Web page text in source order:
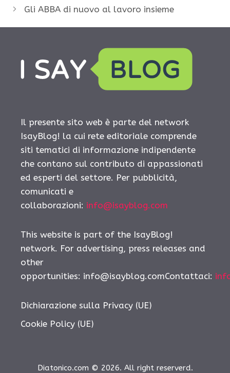
Gli ABBA di nuovo al lavoro insieme
Il presente sito web è parte del network
IsayBlog! la cui rete editoriale comprende
siti tematici di informazione indipendente
che contano sul contributo di appassionati
ed esperti del settore. Per pubblicità,
comunicati e
collaborazioni: info@isayblog.com
This website is part of the IsayBlog!
network. For advertising, press releases and
other
opportunities: info@isayblog.comContattaci:
Dichiarazione sulla Privacy (UE)
Cookie Policy (UE)
Diatonico.com © 2026. All right reserverd.